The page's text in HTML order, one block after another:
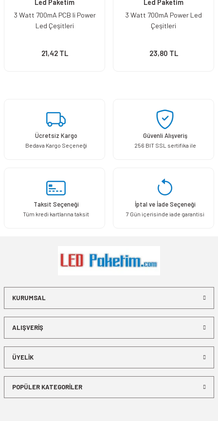
Led Paketim
3 Watt 700mA PCB li Power
Led Çeşitleri
21,42 TL
Led Paketim
3 Watt 700mA Power Led
Çeşitleri
23,80 TL
Ücretsiz Kargo
Bedava Kargo Seçeneği
Güvenli Alışveriş
256 BIT SSL sertifika ile
Taksit Seçeneği
Tüm kredi kartlarına taksit
İptal ve İade Seçeneği
7 Gün içerisinde iade garantisi
KURUMSAL
ALIŞVERİŞ
ÜYELİK
POPÜLER KATEGORİLER